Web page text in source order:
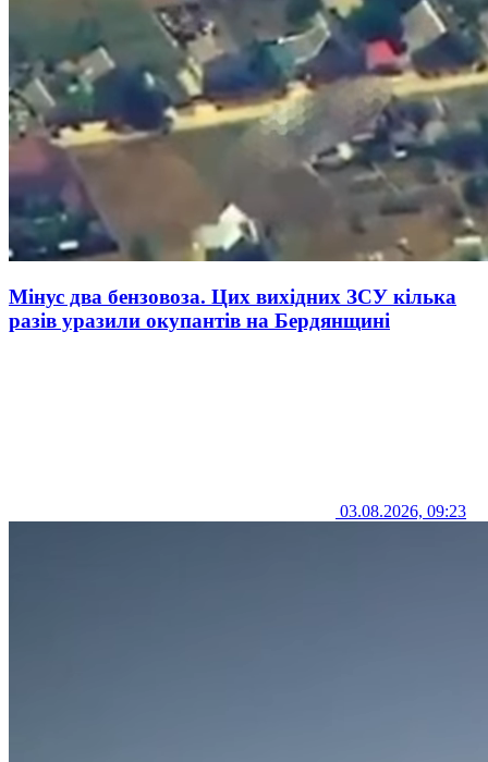
Мінус два бензовоза. Цих вихідних ЗСУ кілька
разів уразили окупантів на Бердянщині
03.08.2026, 09:23